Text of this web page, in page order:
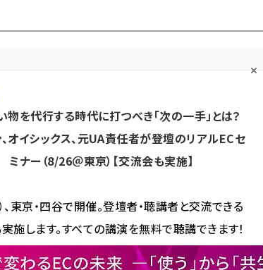
ネ
／種別 から探す セミナー／イベント から探す
店を閉店、通販事業から撤退する理由
物を代行する時代に打つべき「次の一手」とは？
オイシックス、元UA責任者が登壇のリアルECセ
ミナー（8/26＠東京）【交流会も実施】
、東京・四谷で開催。登壇者・聴講者と交流できる
施します。すべての講演を無料で聴講できます！